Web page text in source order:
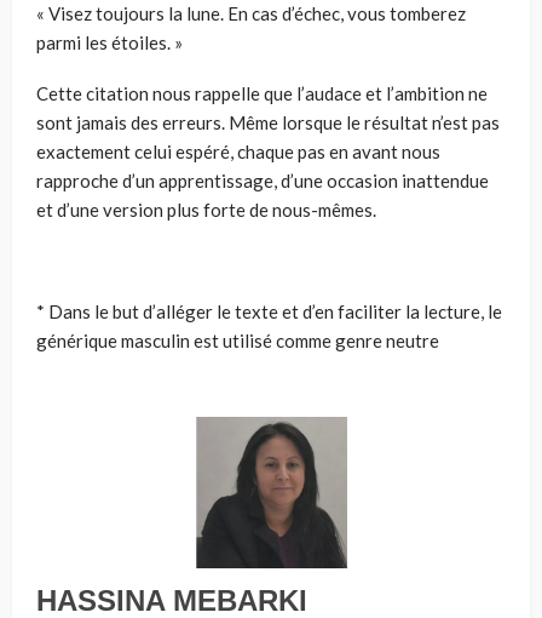
« Visez toujours la lune. En cas d’échec, vous tomberez
parmi les étoiles. »
Cette citation nous rappelle que l’audace et l’ambition ne
sont jamais des erreurs. Même lorsque le résultat n’est pas
exactement celui espéré, chaque pas en avant nous
rapproche d’un apprentissage, d’une occasion inattendue
et d’une version plus forte de nous-mêmes.
* Dans le but d’alléger le texte et d’en faciliter la lecture, le
générique masculin est utilisé comme genre neutre
HASSINA MEBARKI